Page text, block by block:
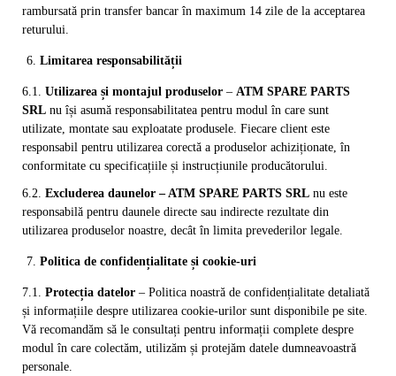
rambursată prin transfer bancar în maximum 14 zile de la acceptarea
returului.
Limitarea responsabilității
6.1. Utilizarea și montajul produselor – ATM SPARE PARTS
SRL nu își asumă responsabilitatea pentru modul în care sunt
utilizate, montate sau exploatate produsele. Fiecare client este
responsabil pentru utilizarea corectă a produselor achiziționate, în
conformitate cu specificațiile și instrucțiunile producătorului.
6.2. Excluderea daunelor – ATM SPARE PARTS SRL nu este
responsabilă pentru daunele directe sau indirecte rezultate din
utilizarea produselor noastre, decât în limita prevederilor legale.
Politica de confidențialitate și cookie-uri
7.1. Protecția datelor – Politica noastră de confidențialitate detaliată
și informațiile despre utilizarea cookie-urilor sunt disponibile pe site.
Vă recomandăm să le consultați pentru informații complete despre
modul în care colectăm, utilizăm și protejăm datele dumneavoastră
personale.